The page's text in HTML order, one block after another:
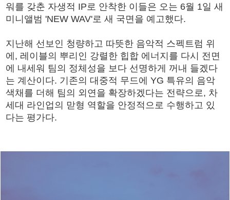
워를 갖춘 자생적 IP로 안착한 이들은 오는 6월 1일 새
미니앨범 'NEW WAV'로 새 국면을 예고했다.
지난해 선보인 청량하고 따뜻한 음악적 스펙트럼 위
에, 레이블의 뿌리인 강렬한 힙합 에너지를 다시 전면
에 내세워 팀의 정체성을 보다 선명하게 꺼내 들겠다
는 계산이다. 기존의 대중적 무드에 YG 특유의 음악
색채를 더해 팀의 외연을 확장하겠다는 전략으로, 차
세대 라인업의 맏형 역할을 안정적으로 수행하고 있
다는 평가다.